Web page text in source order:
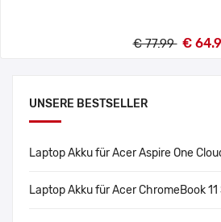
UNSERE BESTSELLER
Laptop Akku für Acer Aspire One
Laptop Akku für Acer ChromeBook 11
€ 77.99 €